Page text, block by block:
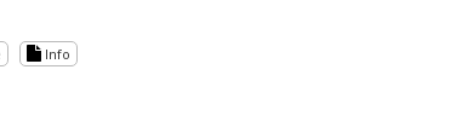
Info